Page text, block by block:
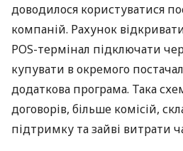
доводилося користуватися
компаній. Рахунок
POS-термінал підключати
купувати в окремого
додаткова програма. Така
договорів, більше комісій,
підтримку та зайві витрати